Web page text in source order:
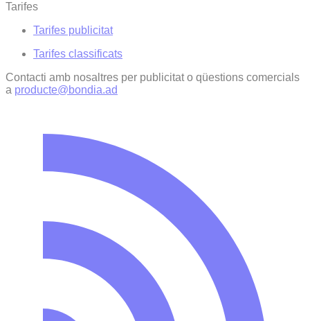
Tarifes
Tarifes publicitat
Tarifes classificats
Contacti amb nosaltres per publicitat o qüestions comercials
a producte@bondia.ad